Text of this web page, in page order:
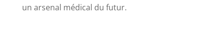
un arsenal médical du futur.